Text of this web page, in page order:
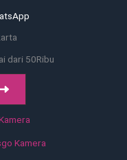
dari 50Ribu
Kamera